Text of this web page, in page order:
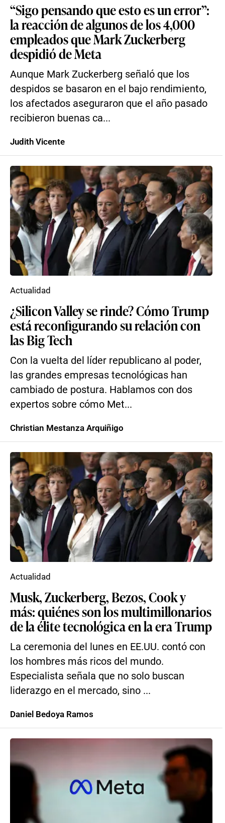
“Sigo pensando que esto es un error”:
la reacción de algunos de los 4,000
empleados que Mark Zuckerberg
despidió de Meta
Aunque Mark Zuckerberg señaló que los
despidos se basaron en el bajo rendimiento,
los afectados aseguraron que el año pasado
recibieron buenas ca...
Judith Vicente
¿Silicon Valley se rinde? Cómo Trump
está reconfigurando su relación con
las Big Tech
Con la vuelta del líder republicano al poder,
las grandes empresas tecnológicas han
cambiado de postura. Hablamos con dos
expertos sobre cómo Met...
Actualidad
Christian Mestanza Arquiñigo
Musk, Zuckerberg, Bezos, Cook y
más: quiénes son los multimillonarios
de la élite tecnológica en la era Trump
La ceremonia del lunes en EE.UU. contó con
los hombres más ricos del mundo.
Especialista señala que no solo buscan
liderazgo en el mercado, sino ...
Actualidad
Daniel Bedoya Ramos